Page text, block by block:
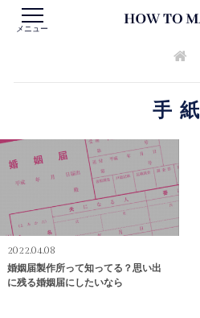
メニュー
手紙
2022.04.08
婚姻届製作所って知ってる？思い出
に残る婚姻届にしたいなら